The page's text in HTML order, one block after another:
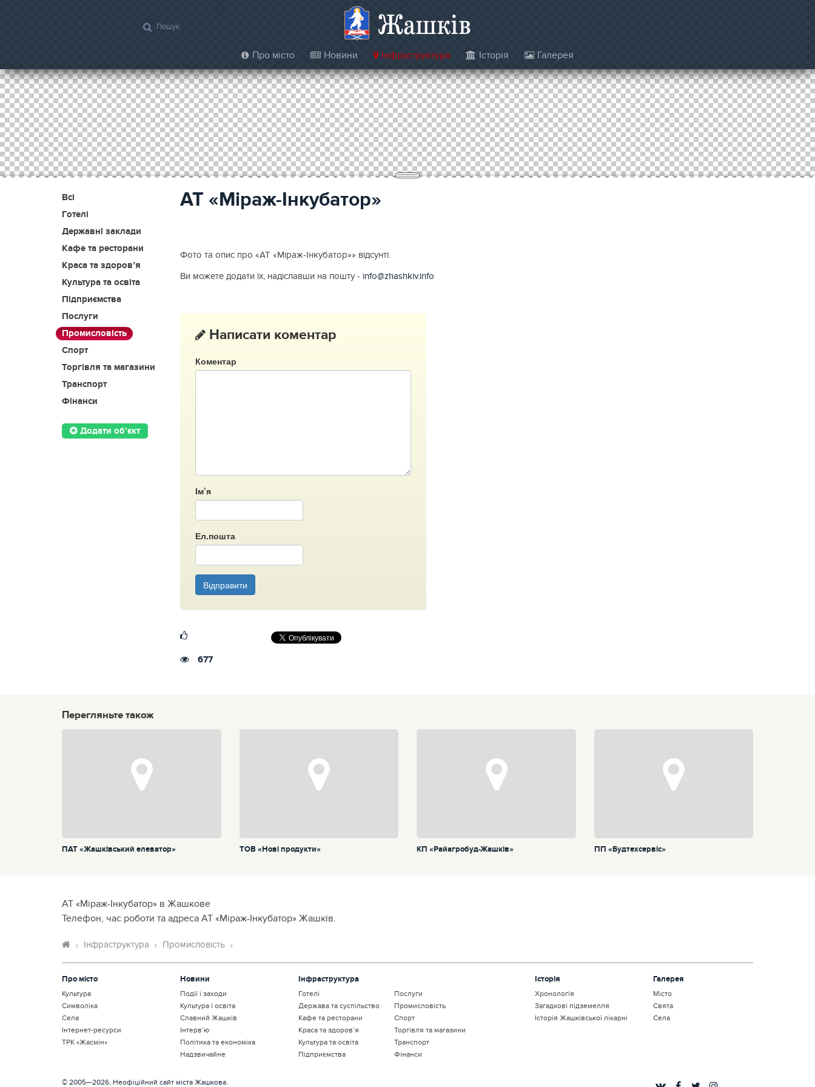
Жашків
Про місто Новини Інфраструктура Історія Галерея
Всі
Готелі
Державні заклади
Кафе та ресторани
Краса та здоров’я
Культура та освіта
Підприємства
Послуги
Промисловість
Спорт
Торгівля та магазини
Транспорт
Фінанси
Додати об’єкт
АТ «Міраж-Інкубатор»
Фото та опис про «АТ «Міраж-Інкубатор»» відсунті.
Ви можете додати їх, надіславши на пошту - info@zhashkiv.info
Написати коментар
Коментар
Ім’я
Ел.пошта
Відправити
677
Перегляньте також
ПАТ «Жашківський елеватор» ТОВ «Нові продукти» КП «Райагробуд-Жашків» ПП «Будтехсервіс»
АТ «Міраж-Інкубатор» в Жашкове
Телефон, час роботи та адреса АТ «Міраж-Інкубатор» Жашків.
Інфраструктура Промисловість
Про місто
Культура
Символіка
Села
Інтернет-ресурси
ТРК «Жасмін»
Новини
Події і заходи
Культура і освіта
Славний Жашків
Інтерв’ю
Політика та економіка
Надзвичайне
Інфраструктура
Готелі
Держава та суспільство
Кафе та ресторани
Краса та здоров’я
Культура та освіта
Підприємства
Послуги
Промисловість
Спорт
Торгівля та магазини
Транспорт
Фінанси
Історія
Хронологія
Загадкові підземелля
Історія Жашківської лікарні
Галерея
Місто
Свята
Села
© 2005—2026, Неофіційний сайт міста Жашкова.